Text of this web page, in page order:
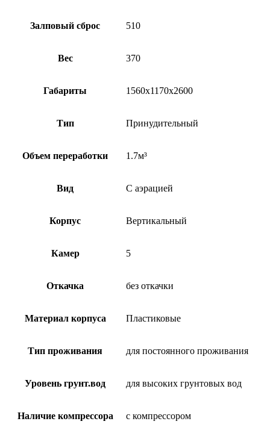
Залповый сброс 510
Вес 370
Габариты 1560х1170х2600
Тип Принудительный
Объем переработки 1.7м³
Вид С аэрацией
Корпус Вертикальный
Камер 5
Откачка без откачки
Материал корпуса Пластиковые
Тип проживания для постоянного проживания
Уровень грунт.вод для высоких грунтовых вод
Наличие компрессора с компрессором